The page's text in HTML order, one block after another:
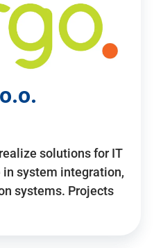
solutions for IT
system integration,
systems. Projects